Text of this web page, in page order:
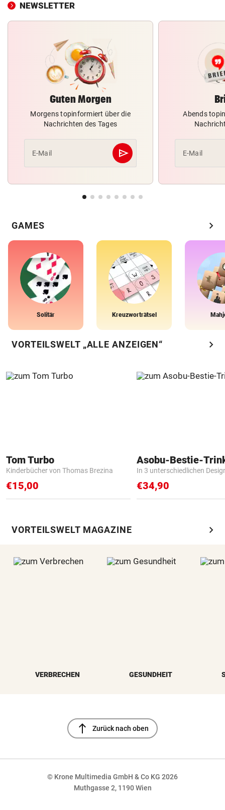
NEWSLETTER
Guten Morgen
Morgens topinformiert über die
Nachrichten des Tages
E-Mail send
Abschicken
Abends
E-Mail
GAMES chevron_right
Solitär Kreuzworträtsel
VORTEILSWELT „ALLE ANZEIGEN“ chevron_right
Tom Turbo
Kinderbücher von Thomas Brezina
€15,00
Asobu-Bestie-
In 3 unterschiedlichen
€34,90
VORTEILSWELT MAGAZINE chevron_right
VERBRECHEN GESUNDHEIT
north Zurück nach oben
© Krone Multimedia GmbH & Co KG 2026
Muthgasse 2, 1190 Wien